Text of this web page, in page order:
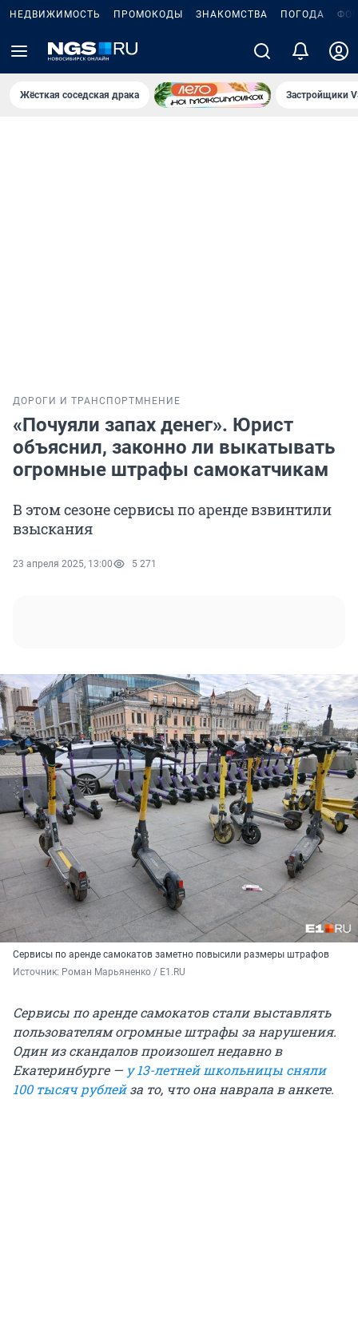
НЕДВИЖИМОСТЬ ПРОМОКОДЫ ЗНАКОМСТВА ПОГОДА
Жёсткая соседская драка Застройщики
ДОРОГИ И ТРАНСПОРТ МНЕНИЕ
«Почуяли запах денег». Юрист
объяснил, законно ли выкатывать
огромные штрафы самокатчикам
В этом сезоне сервисы по аренде взвинтили
взыскания
23 апреля 2025, 13:00 5 271
Сервисы по аренде самокатов заметно повысили размеры штрафов
Источник: Роман Марьяненко / E1.RU
Сервисы по аренде самокатов стали выставлять
пользователям огромные штрафы за нарушения.
Один из скандалов произошел недавно в
Екатеринбурге — у 13-летней школьницы сняли
100 тысяч рублейза то, что она наврала в анкете.